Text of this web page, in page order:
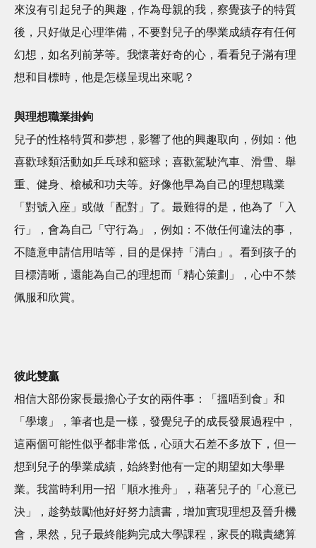
來沒有引起兒子的興趣，作為母親的我，察覺孩子的特質
後，只好做足心理準備，不要對兒子的學業成績存有任何
幻想，如名列前茅等。我懷著好奇的心，看看兒子滿有理
想和目標時，他是怎樣呈現出來呢？
與理想職業掛鉤
兒子的性格特質和夢想，影響了他的興趣取向，例如：他
喜歡球類活動如乒乓球和籃球；喜歡駕駛汽車、滑雪、舉
重、健身、槍械和功夫等。好像他早為自己的理想職業
「對號入座」或做「配對」了。最難得的是，他為了「入
行」，會為自己「守行為」，例如：不做任何違法的事，
不隨意申請信用咭等，目的是保持「清白」。看到孩子的
目標清晰，還能為自己的理想而「精心策劃」，心中不禁
佩服和欣賞。
彼此雙贏
相信大部份家長最擔心子女的兩件事：「搵唔到食」和
「學壞」，筆者也是一樣，發覺兒子的成長發展過程中，
這兩個可能性似乎都非常低，心頭大石差不多放下，但一
想到兒子的學業成績，始終對他有一定的期望如大學畢
業。我當時利用一招「順水推舟」，藉著兒子的「心意已
決」，趁勢鼓勵他好好努力讀書，增加實現理想及晉升機
會，果然，兒子最終能夠完成大學課程，家長的職責總算